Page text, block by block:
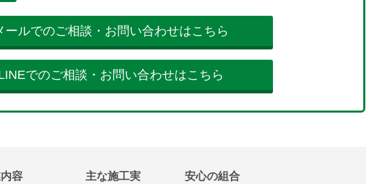
ールでのご相談・お問い合わせはこちら
でのご相談・お問い合わせはこちら
容
主な施工実
安心の組合